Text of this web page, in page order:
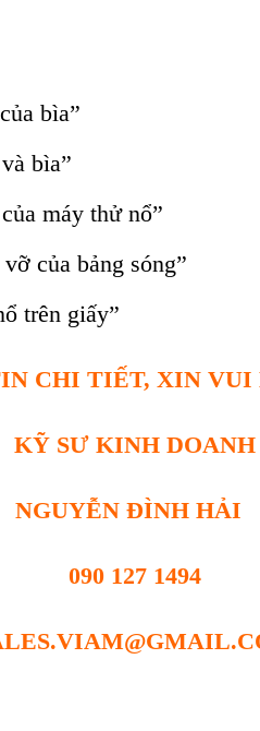
bìa”
bìa”
máy thử nổ”
của bảng sóng”
trên giấy”
CHI TIẾT, XIN VUI
KỸ SƯ KINH DOANH
NGUYỄN ĐÌNH HẢI
090 127 1494